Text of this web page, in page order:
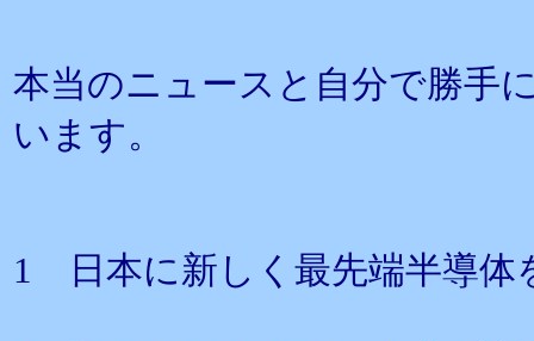
本当のニュースと自分で勝手
います。
1 日本に新しく最先端半導体